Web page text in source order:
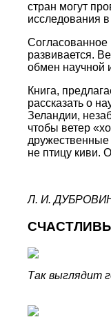
стран могут
исследования
Согласованное
развивается.
обмен научной
Книга,
рассказать о
Зеландии,
чтобы ветер
дружественные
не птицу киви.
Л. И.
Так выглядит